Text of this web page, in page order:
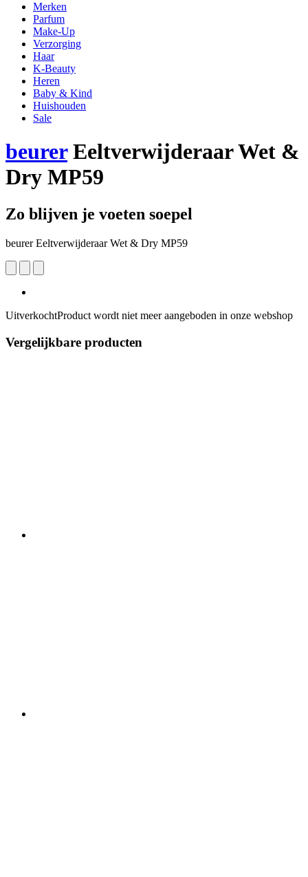
Merken
Parfum
Make-Up
Verzorging
Haar
K-Beauty
Heren
Baby & Kind
Huishouden
Sale
beurerEeltverwijderaar Wet &
Dry MP59
Zo blijven je voeten soepel
beurer Eeltverwijderaar Wet & Dry MP59
UitverkochtProduct wordt niet meer aangeboden in onze webshop
Vergelijkbare producten